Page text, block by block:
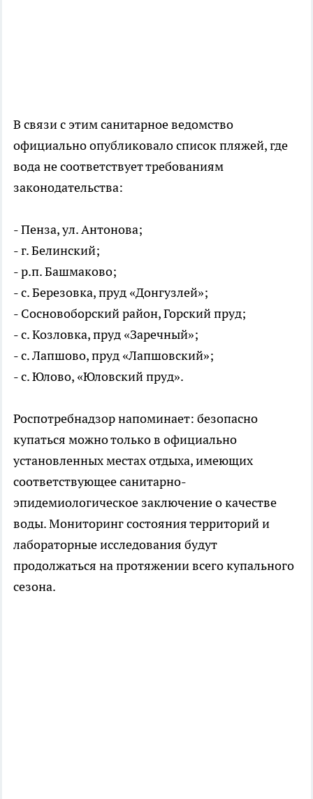
В связи с этим санитарное ведомство
официально опубликовало список пляжей, где
вода не соответствует требованиям
законодательства:
- Пенза, ул. Антонова;
- г. Белинский;
- р.п. Башмаково;
- с. Березовка, пруд «Донгузлей»;
- Сосновоборский район, Горский пруд;
- с. Козловка, пруд «Заречный»;
- с. Лапшово, пруд «Лапшовский»;
- с. Юлово, «Юловский пруд».
Роспотребнадзор напоминает: безопасно
купаться можно только в официально
установленных местах отдыха, имеющих
соответствующее санитарно-
эпидемиологическое заключение о качестве
воды. Мониторинг состояния территорий и
лабораторные исследования будут
продолжаться на протяжении всего купального
сезона.